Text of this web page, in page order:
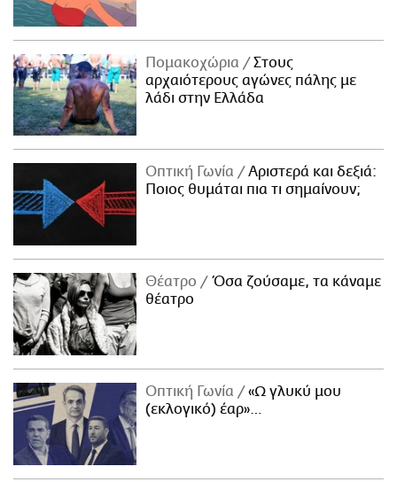
Πομακοχώρια
Στους
αρχαιότερους αγώνες πάλης με
λάδι στην Ελλάδα
Οπτική Γωνία
Αριστερά και δεξιά:
Ποιος θυμάται πια τι σημαίνουν;
Θέατρο
Όσα ζούσαμε, τα κάναμε
θέατρο
Οπτική Γωνία
«Ω γλυκύ μου
(εκλογικό) έαρ»…